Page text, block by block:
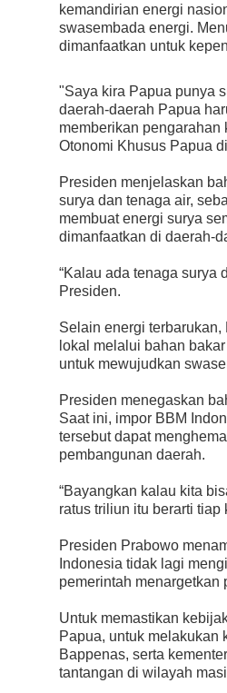
kemandirian energi
swasembada energi.
dimanfaatkan untuk
"Saya kira Papua punya
daerah-daerah Papua
memberikan
Otonomi Khusus Papua
Presiden menjelaskan
surya dan tenaga air,
membuat energi surya
dimanfaatkan di daerah-
“Kalau ada tenaga surya
Presiden.
Selain energi
lokal melalui bahan
untuk mewujudkan
Presiden menegaskan
Saat ini, impor BBM
tersebut dapat
pembangunan daerah.
“Bayangkan kalau kita
ratus triliun itu berarti
Presiden Prabowo
Indonesia tidak lagi
pemerintah menargetkan
Untuk memastikan
Papua, untuk melakukan
Bappenas, serta
tantangan di wilayah